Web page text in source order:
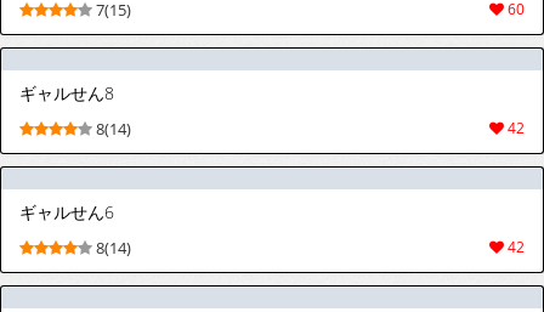
60
7(15)
ギャルせん8
42
8(14)
ギャルせん6
42
8(14)